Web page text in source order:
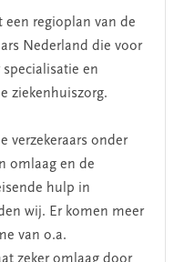
regioplan van de
Nederland die voor
specialisatie en
ziekenhuiszorg.
verzekeraars onder
omlaag en de
hulp in
wij. Er komen meer
van o.a.